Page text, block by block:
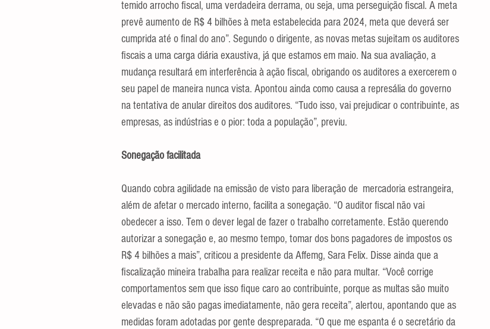
temido arrocho fiscal, uma verdadeira derrama, ou seja, uma perseguição fiscal. A meta
prevê aumento de R$ 4 bilhões à meta estabelecida para 2024, meta que deverá ser
cumprida até o final do ano”. Segundo o dirigente, as novas metas sujeitam os auditores
fiscais a uma carga diária exaustiva, já que estamos em maio. Na sua avaliação, a
mudança resultará em interferência à ação fiscal, obrigando os auditores a exercerem o
seu papel de maneira nunca vista. Apontou ainda como causa a represália do governo
na tentativa de anular direitos dos auditores. “Tudo isso, vai prejudicar o contribuinte, as
empresas, as indústrias e o pior: toda a população”, previu.
Sonegação facilitada
Quando cobra agilidade na emissão de visto para liberação de  mercadoria estrangeira,
além de afetar o mercado interno, facilita a sonegação. “O auditor fiscal não vai
obedecer a isso. Tem o dever legal de fazer o trabalho corretamente. Estão querendo
autorizar a sonegação e, ao mesmo tempo, tomar dos bons pagadores de impostos os
R$ 4 bilhões a mais”, criticou a presidente da Affemg, Sara Felix. Disse ainda que a
fiscalização mineira trabalha para realizar receita e não para multar. “Você corrige
comportamentos sem que isso fique caro ao contribuinte, porque as multas são muito
elevadas e não são pagas imediatamente, não gera receita”, alertou, apontando que as
medidas foram adotadas por gente despreparada. “O que me espanta é o secretário da